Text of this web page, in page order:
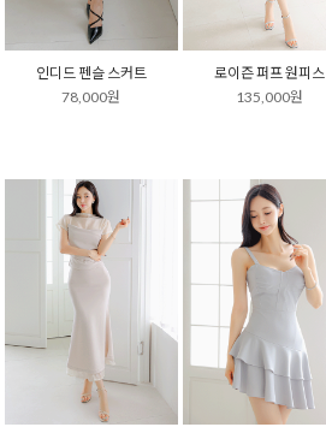
인디드 펜슬 스커트
78,000원
로이즌 퍼프 원피스
135,000원